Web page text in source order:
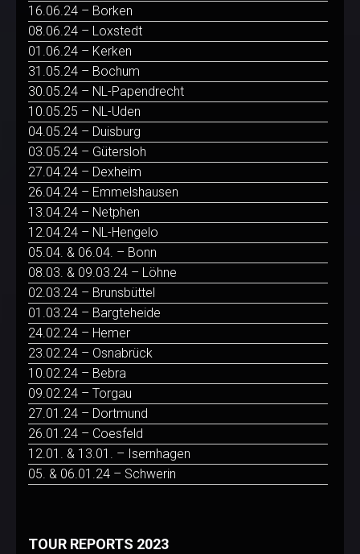
16.06.24 – Borken
08.06.24 – Loxstedt
01.06.24 – Kerken
31.05.24 – Bochum
30.05.24 – NL-Papendrecht
10.05.25 – NL-Uden
04.05.24 – Duisburg
03.05.24 – Gütersloh
27.04.24 – Dexheim
26.04.24 – Emmelshausen
13.04.24 – Netphen
12.04.24 – NL-Hengelo
05.04. & 06.04. – Bonn
08.03. & 09.03.24 – Löhne
02.03.24 – Brunsbüttel
01.03.24 – Bargteheide
24.02.24 – Hemer
23.02.24 – Osnabrück
10.02.24 – Bebra
09.02.24 – Torgau
27.01.24 – Dortmund
26.01.24 – Coesfeld
12.01. & 13.01. – Isernhagen
05. & 06.01.24 – Schwerin
TOUR REPORTS 2023